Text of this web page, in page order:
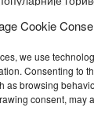
Cookie
we use
Consenting to
as browsing
consent, may